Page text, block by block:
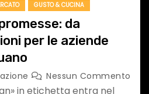
GUSTO & CUCINA
da
per le aziende
Nessun Commento
in etichetta entra nel